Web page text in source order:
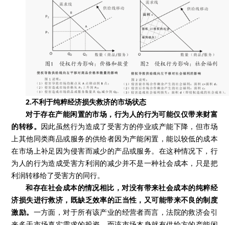
2.不利于纯粹经济损失救济的市场状态
对于存在产能闲置的市场，行为人的行为可能仅仅带来财富
的转移。 因此虽然行为造成了受害方的停业或产能下降，但市场
上其他同类商品或服务的供给者因为产能闲置，能以较低的成本
在市场上补足因为侵害而减少的产品或服务。在这种情况下，行
为人的行为造成受害方利润的减少并不是一种社会成本，只是把
利润转移给了受害方的同行。
和存在社会成本的情况相比，对没有带来社会成本的纯粹经
济损失进行救济，既缺乏效率的正当性，又可能带来不良的制度
激励。 一方面，对于所有该产业的经营者而言，法院的救济会引